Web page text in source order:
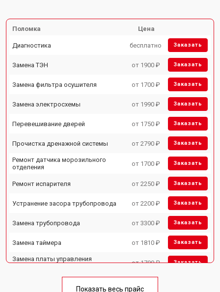
Поломка Цена
Диагностика бесплатно Заказать
Замена ТЭН от 1900 ₽ Заказать
Замена фильтра осушителя от 1700 ₽ Заказать
Замена электросхемы от 1990 ₽ Заказать
Перевешивание дверей от 1750 ₽ Заказать
Прочистка дренажной системы от 2790 ₽ Заказать
Ремонт датчика морозильного
отделения
от 1700 ₽ Заказать
Ремонт испарителя от 2250 ₽ Заказать
Устранение засора трубопровода от 2200 ₽ Заказать
Замена трубопровода от 3300 ₽ Заказать
Замена таймера от 1810 ₽ Заказать
Замена платы управления
от 1700 ₽ Заказать
Ремонт/замена датчика
Показать весь прайс